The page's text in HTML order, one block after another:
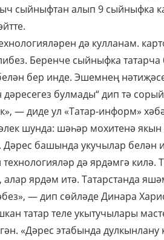
сыйныфтан алып 9 сыйныфка
дә кулланам.
Беренче сыйныфка
бер инде. Эшемнең
дәресегез булмады“ дип тә
— диде ул «Татар-информ»
шунда: шәһәр мохитенә
Дәрес башында укучылар
дә ярдәмгә килә.
ярдәм итә. Татарстанда
— дип сөйләде Динара
татар теле укытучылары
«Дәрес этабында